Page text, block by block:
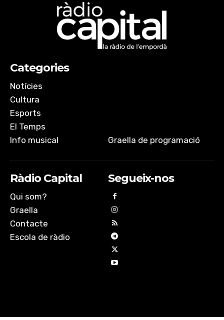
Categories
Notícies
Cultura
Esports
El Temps
Info musical
Graella de programació
Ràdio Capital
Qui som?
Graella
Contacte
Escola de ràdio
Segueix-nos